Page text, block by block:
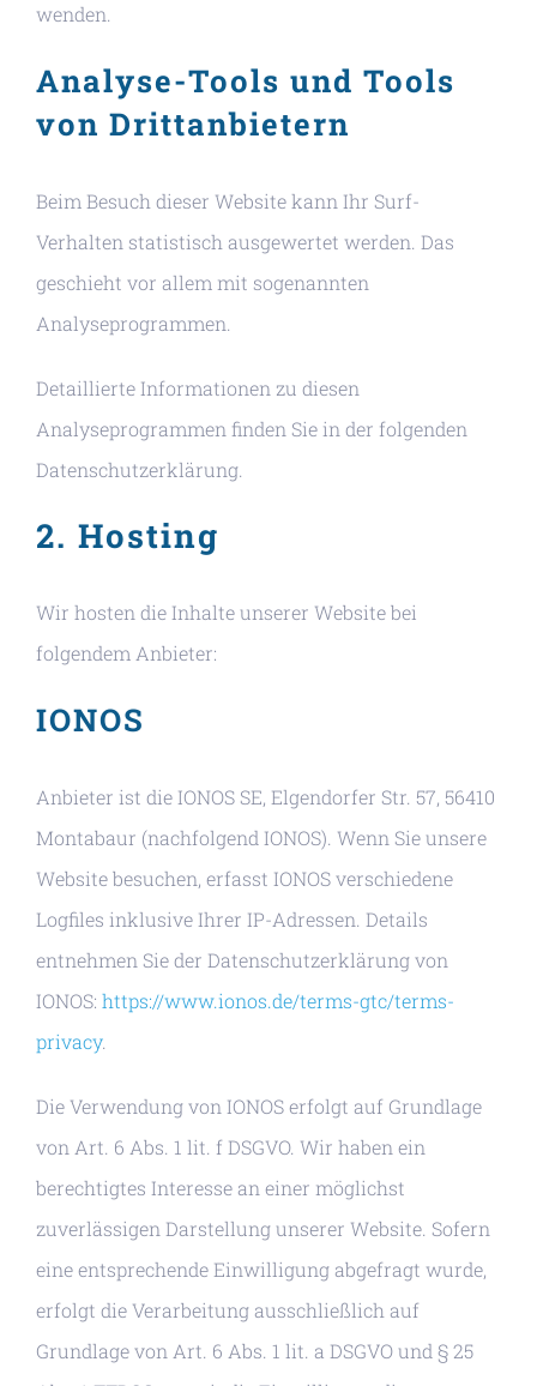
wenden.
Analyse-Tools und Tools
von Dritt­anbietern
Beim Besuch dieser Website kann Ihr Surf-
Verhalten statistisch ausgewertet werden. Das
geschieht vor allem mit sogenannten
Analyseprogrammen.
Detaillierte Informationen zu diesen
Analyseprogrammen finden Sie in der folgenden
Datenschutzerklärung.
2. Hosting
Wir hosten die Inhalte unserer Website bei
folgendem Anbieter:
IONOS
Anbieter ist die IONOS SE, Elgendorfer Str. 57, 56410
Montabaur (nachfolgend IONOS). Wenn Sie unsere
Website besuchen, erfasst IONOS verschiedene
Logfiles inklusive Ihrer IP-Adressen. Details
entnehmen Sie der Datenschutzerklärung von
IONOS: https://www.ionos.de/terms-gtc/terms-
privacy.
Die Verwendung von IONOS erfolgt auf Grundlage
von Art. 6 Abs. 1 lit. f DSGVO. Wir haben ein
berechtigtes Interesse an einer möglichst
zuverlässigen Darstellung unserer Website. Sofern
eine entsprechende Einwilligung abgefragt wurde,
erfolgt die Verarbeitung ausschließlich auf
Grundlage von Art. 6 Abs. 1 lit. a DSGVO und § 25